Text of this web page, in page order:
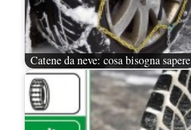
Catene da neve: cosa bisogna sapere